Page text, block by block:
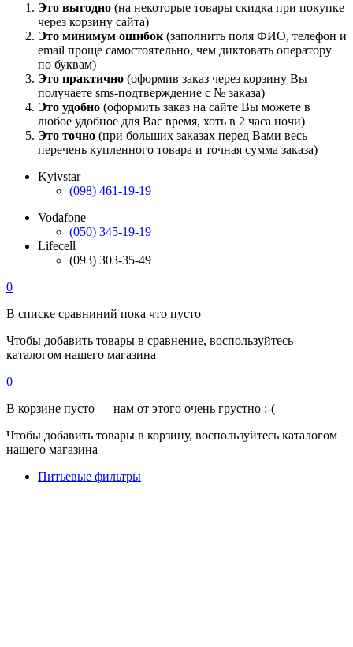
Это выгодно (на некоторые товары скидка при покупке
через корзину сайта)
Это минимум ошибок (заполнить поля ФИО, телефон и
email проще самостоятельно, чем диктовать оператору
по буквам)
Это практично (оформив заказ через корзину Вы
получаете sms-подтверждение с № заказа)
Это удобно (оформить заказ на сайте Вы можете в
любое удобное для Вас время, хоть в 2 часа ночи)
Это точно (при больших заказах перед Вами весь
перечень купленного товара и точная сумма заказа)
Kyivstar
(098) 461-19-19
Vodafone
(050) 345-19-19
Lifecell
(093) 303-35-49
0
В списке сравниний пока что пусто
Чтобы добавить товары в сравнение, воспользуйтесь
каталогом нашего магазина
0
В корзине пусто — нам от этого очень грустно :-(
Чтобы добавить товары в корзину, воспользуйтесь каталогом
нашего магазина
Питьевые фильтры